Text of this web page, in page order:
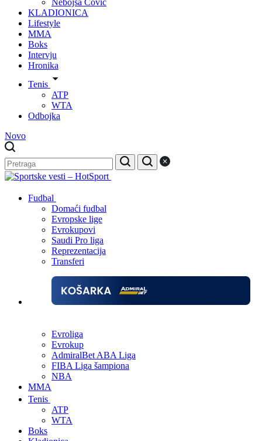
Nebojša Čović
KLADIONICA
Lifestyle
MMA
Boks
Intervju
Hronika
Tenis
ATP
WTA
Odbojka
Novo
Fudbal
Domaći fudbal
Evropske lige
Evrokupovi
Saudi Pro liga
Reprezentacija
Transferi
Evroliga
Evrokup
AdmiralBet ABA Liga
FIBA Liga šampiona
NBA
MMA
Tenis
ATP
WTA
Boks